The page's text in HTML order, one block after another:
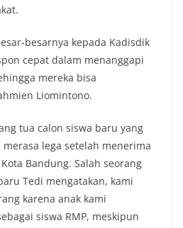
besarnya kepada Kadisdik
cepat dalam menanggapi
mereka bisa
Liomintono.
tua calon siswa baru yang
lega setelah menerima
Bandung. Salah seorang
Tedi mengatakan, kami
karena anak kami
siswa RMP, meskipun